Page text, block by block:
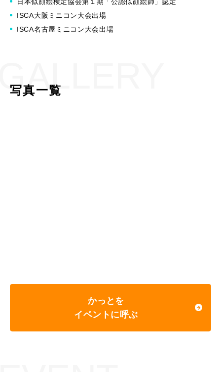
ISCA大阪ミニコン大会出場
ISCA名古屋ミニコン大会出場
写真一覧
かっとを
イベントに呼ぶ